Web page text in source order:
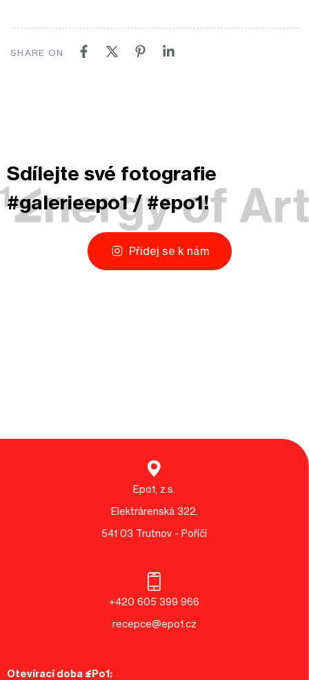
SHARE ON
Sdílejte své fotografie
#galerieepo1 / #epo1!
Přidej se k nám
Epo1, z.s.
Elektrárenská 322,
541 03 Trutnov - Poříčí
+420 605 399 966
recepce@epo1.cz
Otevírací doba EPo1: